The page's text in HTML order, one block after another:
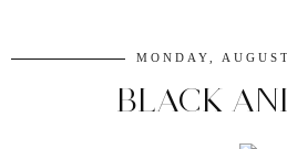
MONDAY,
BLACK